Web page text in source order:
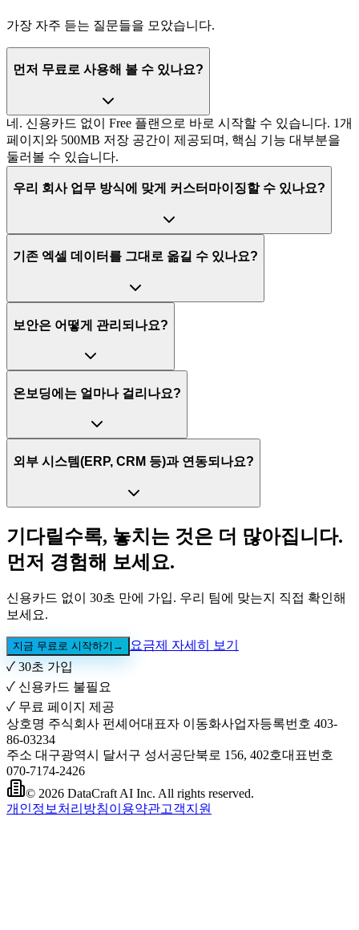
가장 자주 듣는 질문들을 모았습니다.
먼저 무료로 사용해 볼 수 있나요?
네. 신용카드 없이 Free 플랜으로 바로 시작할 수 있습니다. 1개
페이지와 500MB 저장 공간이 제공되며, 핵심 기능 대부분을
둘러볼 수 있습니다.
우리 회사 업무 방식에 맞게 커스터마이징할 수 있나요?
기존 엑셀 데이터를 그대로 옮길 수 있나요?
보안은 어떻게 관리되나요?
온보딩에는 얼마나 걸리나요?
외부 시스템(ERP, CRM 등)과 연동되나요?
기다릴수록, 놓치는 것은 더 많아집니다.
먼저 경험해 보세요.
신용카드 없이 30초 만에 가입. 우리 팀에 맞는지 직접 확인해
보세요.
지금 무료로 시작하기 →
요금제 자세히 보기
✓ 30초 가입
✓ 신용카드 불필요
✓ 무료 페이지 제공
상호명 주식회사 펀셰어대표자 이동화사업자등록번호 403-
86-03234
주소 대구광역시 달서구 성서공단북로 156, 402호대표번호
070-7174-2426
© 2026 DataCraft AI Inc. All rights reserved.
개인정보처리방침이용약관고객지원